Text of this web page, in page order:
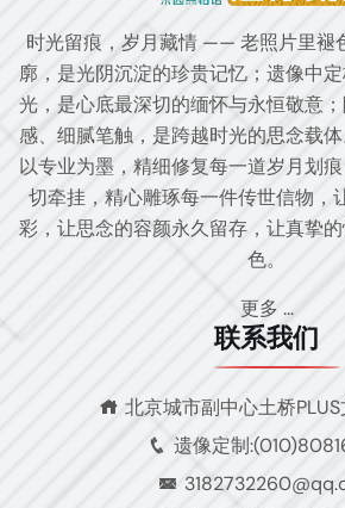
时光留痕，岁月藏情 —— 老照片里褪
廓，是光阴沉淀的珍贵记忆；遗像中
光，是心底最深切的缅怀与永恒敬意
感、细腻笔触，是跨越时光的思念载
以专业为墨，精细修复每一道岁月划
切牵挂，精心雕琢每一件传世信物，
彩，让思念的容颜永久留存，让真挚
色。
更多 ...
联系我们
北京城市副中心土桥
遗像定制